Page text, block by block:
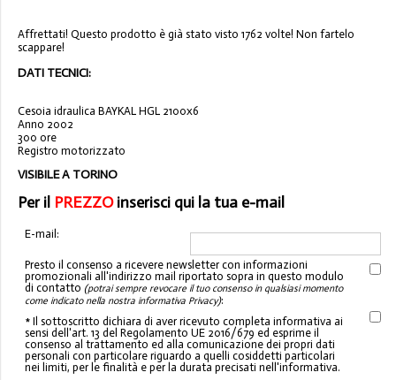
Affrettati! Questo prodotto è già stato visto 1762 volte! Non fartelo
scappare!
DATI TECNICI:
Cesoia idraulica BAYKAL HGL 2100x6
Anno 2002
300 ore
Registro motorizzato
VISIBILE A TORINO
Per il PREZZOinserisci qui la tua e-mail
E-mail:
Presto il consenso a ricevere newsletter con informazioni
promozionali all'indirizzo mail riportato sopra in questo modulo
di contatto (potrai sempre revocare il tuo consenso in qualsiasi momento
come indicato nella nostra informativa Privacy):
* Il sottoscritto dichiara di aver ricevuto completa informativa ai
sensi dell'art. 13 del Regolamento UE 2016/679 ed esprime il
consenso al trattamento ed alla comunicazione dei propri dati
personali con particolare riguardo a quelli cosiddetti particolari
nei limiti, per le finalità e per la durata precisati nell'informativa.